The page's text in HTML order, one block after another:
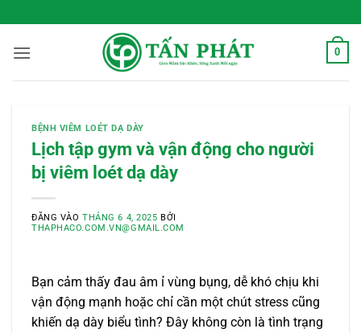
qua
nội
0
BỆNH VIÊM LOÉT DẠ DÀY
Lịch tập gym và vận động cho người
bị viêm loét dạ dày
ĐĂNG VÀOTHÁNG 6 4, 2025 BỞI
THAPHACO.COM.VN@GMAIL.COM
Bạn cảm thấy đau âm ỉ vùng bụng, dễ khó chịu khi
vận động mạnh hoặc chỉ cần một chút stress cũng
khiến dạ dày biểu tình? Đây không còn là tình trạng